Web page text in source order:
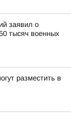
заявил о
тысяч военных
разместить в